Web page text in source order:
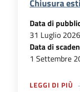
Chiusura
Data di
31 Luglio 2026
Data di
1 Settembre
LEGGI DI PIÙA